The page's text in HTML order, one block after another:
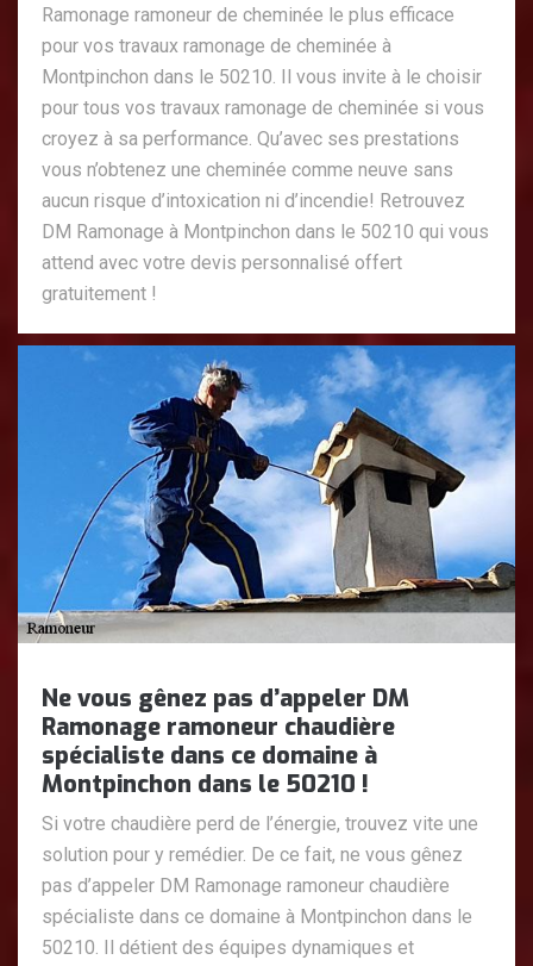
Ramonage ramoneur de cheminée le plus efficace
pour vos travaux ramonage de cheminée à
Montpinchon dans le 50210. Il vous invite à le choisir
pour tous vos travaux ramonage de cheminée si vous
croyez à sa performance. Qu’avec ses prestations
vous n’obtenez une cheminée comme neuve sans
aucun risque d’intoxication ni d’incendie! Retrouvez
DM Ramonage à Montpinchon dans le 50210 qui vous
attend avec votre devis personnalisé offert
gratuitement !
Ne vous gênez pas d’appeler DM
Ramonage ramoneur chaudière
spécialiste dans ce domaine à
Montpinchon dans le 50210 !
Si votre chaudière perd de l’énergie, trouvez vite une
solution pour y remédier. De ce fait, ne vous gênez
pas d’appeler DM Ramonage ramoneur chaudière
spécialiste dans ce domaine à Montpinchon dans le
50210. Il détient des équipes dynamiques et